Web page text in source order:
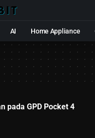
AI Home Appliance
pada GPD Pocket 4